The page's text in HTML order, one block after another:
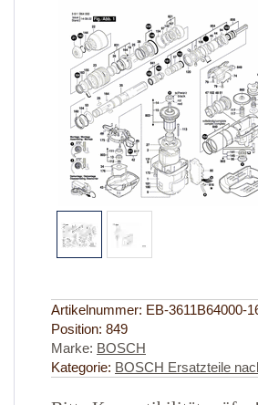
Artikelnummer: EB-3611B64000-
Position: 849
Marke: BOSCH
Kategorie: BOSCH Ersatzteile